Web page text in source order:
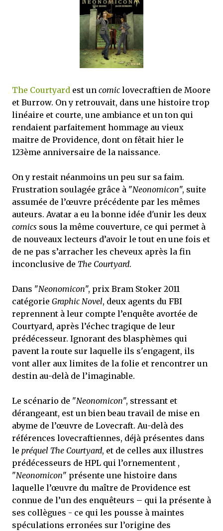
que Thomas connaissait et appréciait Olivier. Marlowe découvre une ville qu’il
ne connaissait pas, habitée par la méfiance, la peur et le rigorisme de la Ligue,
une ville pleine de mystères et de vieilles rancœurs. La Dame d...
The Courtyard est un comic lovecraftien de Moore
et Burrow. On y retrouvait, dans une histoire trop
linéaire et courte, une ambiance et un ton qui
rendaient parfaitement hommage au vieux
maitre de Providence, dont on fêtait hier le
123ème anniversaire de la naissance.
On y restait néanmoins un peu sur sa faim.
Frustration soulagée grâce à "Neonomicon", suite
assumée de l’œuvre précédente par les mêmes
auteurs. Avatar a eu la bonne idée d'unir les deux
comics sous la même couverture, ce qui permet à
de nouveaux lecteurs d’avoir le tout en une fois et
de ne pas s’arracher les cheveux après la fin
inconclusive de The Courtyard.
Dans "Neonomicon", prix Bram Stoker 2011
catégorie Graphic Novel, deux agents du FBI
reprennent à leur compte l’enquête avortée de
Courtyard, après l’échec tragique de leur
prédécesseur. Ignorant des blasphèmes qui
pavent la route sur laquelle ils s'engagent, ils
vont aller aux limites de la folie et rencontrer un
destin au-delà de l’imaginable.
Le scénario de "Neonomicon", stressant et
dérangeant, est un bien beau travail de mise en
abyme de l’œuvre de Lovecraft. Au-delà des
références lovecraftiennes, déjà présentes dans
le préquel The Courtyard, et de celles aux illustres
prédécesseurs de HPL qui l’ornementent ,
"Neonomicon" présente une histoire dans
laquelle l’œuvre du maître de Providence est
connue de l’un des enquêteurs – qui la présente à
ses collègues - ce qui les pousse à maintes
spéculations erronées sur l’origine des